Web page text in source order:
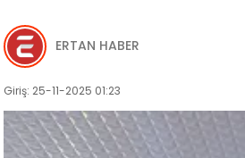
ERTAN HABER
Giriş: 25-11-2025 01:23